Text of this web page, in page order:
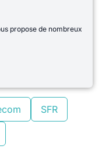
propose de nombreux
SFR